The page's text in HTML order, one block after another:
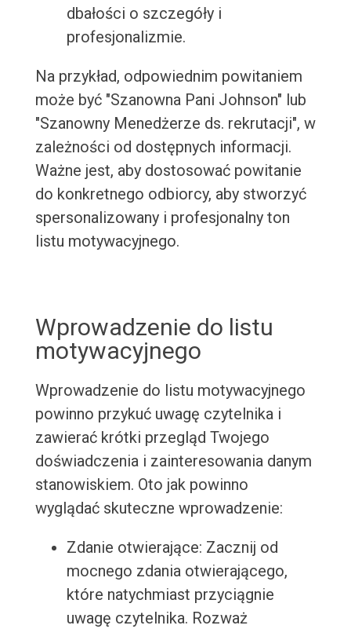
dbałości o szczegóły i
profesjonalizmie.
Na przykład, odpowiednim powitaniem
może być "Szanowna Pani Johnson" lub
"Szanowny Menedżerze ds. rekrutacji", w
zależności od dostępnych informacji.
Ważne jest, aby dostosować powitanie
do konkretnego odbiorcy, aby stworzyć
spersonalizowany i profesjonalny ton
listu motywacyjnego.
Wprowadzenie do listu
motywacyjnego
Wprowadzenie do listu motywacyjnego
powinno przykuć uwagę czytelnika i
zawierać krótki przegląd Twojego
doświadczenia i zainteresowania danym
stanowiskiem. Oto jak powinno
wyglądać skuteczne wprowadzenie:
Zdanie otwierające: Zacznij od
mocnego zdania otwierającego,
które natychmiast przyciągnie
uwagę czytelnika. Rozważ